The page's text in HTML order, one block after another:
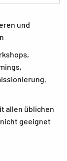
und
allen üblichen
geeignet